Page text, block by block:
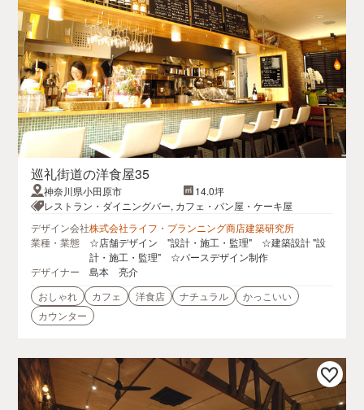
巡礼街道の洋食屋35
神奈川県小田原市
14.0坪
レストラン・ダイニングバー, カフェ・パン屋・ケーキ屋
デザイン会社株式会社ライフ・プランニング商店建築研究所
業種・業態
☆店舗デザイン "設計・施工・監理" ☆建築設計 "設
計・施工・監理" ☆パースデザイン制作
デザイナー
島本 亮介
おしゃれ
カフェ 洋食店 ナチュラル
かっこいい
カウンター